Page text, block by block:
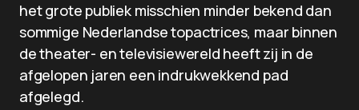
het grote publiek misschien minder bekend dan
sommige Nederlandse topactrices, maar binnen
de theater- en televisiewereld heeft zij in de
afgelopen jaren een indrukwekkend pad
afgelegd.